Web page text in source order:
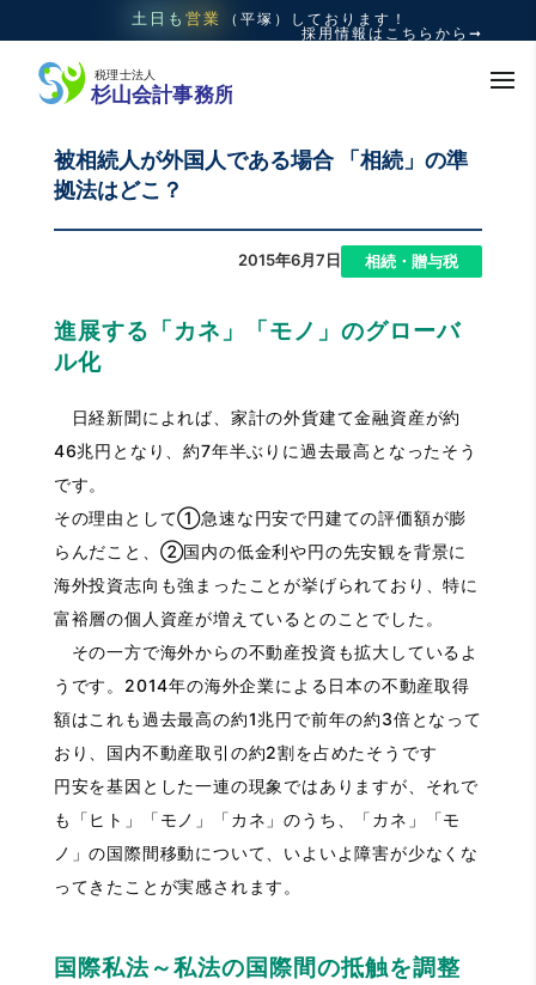
土日も 営業 （平塚）
しております！
採用情報はこちらから➞
被相続人が外国人である場合 「相続」の準
拠法はどこ？
2015年6月7日 相続・贈与税
進展する「カネ」「モノ」のグローバ
ル化
日経新聞によれば、家計の外貨建て金融資産が約
46兆円となり、約7年半ぶりに過去最高となったそう
です。
その理由として①急速な円安で円建ての評価額が膨
らんだこと、②国内の低金利や円の先安観を背景に
海外投資志向も強まったことが挙げられており、特に
富裕層の個人資産が増えているとのことでした。
その一方で海外からの不動産投資も拡大しているよ
うです。2014年の海外企業による日本の不動産取得
額はこれも過去最高の約1兆円で前年の約3倍となって
おり、国内不動産取引の約2割を占めたそうです
円安を基因とした一連の現象ではありますが、それで
も「ヒト」「モノ」「カネ」のうち、「カネ」「モ
ノ」の国際間移動について、いよいよ障害が少なくな
ってきたことが実感されます。
国際私法～私法の国際間の抵触を調整